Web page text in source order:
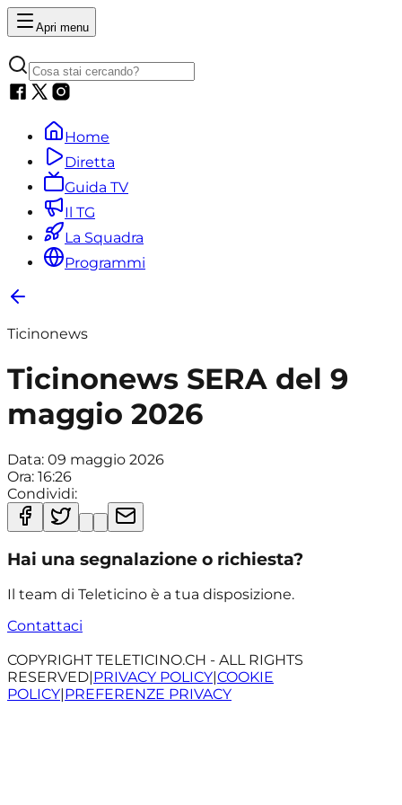
Apri menu
Home
Diretta
Guida TV
Il TG
La Squadra
Programmi
Ticinonews
Ticinonews SERA del 9
maggio 2026
Data: 09 maggio 2026
Ora: 16:26
Condividi:
Hai una segnalazione o richiesta?
Il team di Teleticino è a tua disposizione.
Contattaci
COPYRIGHT TELETICINO.CH - ALL RIGHTS
RESERVED|PRIVACY POLICY|COOKIE
POLICY|PREFERENZE PRIVACY